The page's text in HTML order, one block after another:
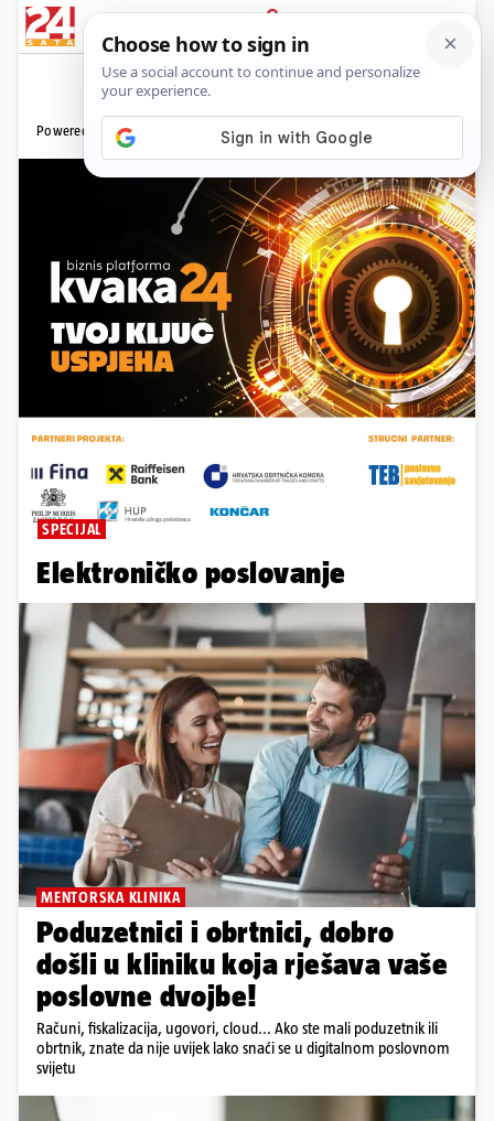
PRIJAVA
News
Powered by:
SPECIJAL
Elektroničko poslovanje
MENTORSKA KLINIKA
Poduzetnici i obrtnici, dobro
došli u kliniku koja rješava vaše
poslovne dvojbe!
Računi, fiskalizacija, ugovori, cloud... Ako ste mali poduzetnik ili
obrtnik, znate da nije uvijek lako snaći se u digitalnom poslovnom
svijetu